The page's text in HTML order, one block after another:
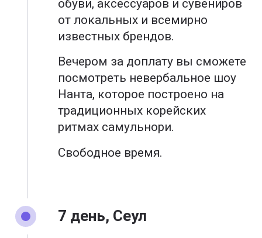
обуви, аксессуаров и сувениров
от локальных и всемирно
известных брендов.
Вечером за доплату вы сможете
посмотреть невербальное шоу
Нанта, которое построено на
традиционных корейских
ритмах самульнори.
Свободное время.
7 день, Сеул